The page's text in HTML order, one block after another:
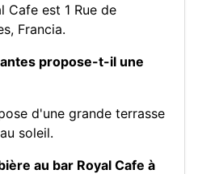
Cafe est 1 Rue de
Francia.
propose-t-il une
d'une grande terrasse
soleil.
au bar Royal Cafe à